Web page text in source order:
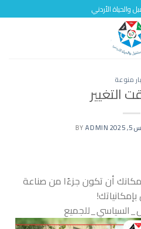
والحياة الأردني
منوعة
التغيير
ADMIN
أن تكون جزءًا من صناعة